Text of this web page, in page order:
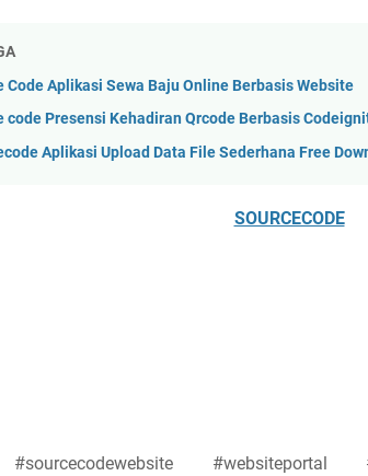
Code Aplikasi Sewa Baju Online Berbasis Website
code Presensi Kehadiran Qrcode Berbasis
Aplikasi Upload Data File Sederhana Free
SOURCECODE
#websiteportal